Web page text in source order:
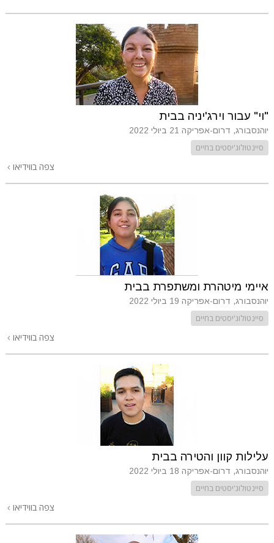
"וי" עבור וירג'יניה בבית
יוהנסבורג, דרום-אפריקה 21 ביולי 2022
סיינטולוג'יסטים בחיים
צפה בווידיאו
איימי מיטהרת ומשתפרת בבית
יוהנסבורג, דרום-אפריקה 19 ביולי 2022
סיינטולוג'יסטים בחיים
צפה בווידיאו
עלילות קוון והטירה בבית
יוהנסבורג, דרום-אפריקה 18 ביולי 2022
סיינטולוג'יסטים בחיים
צפה בווידיאו